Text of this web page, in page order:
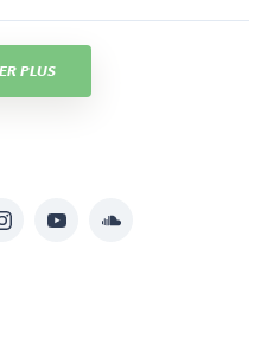
PLUS
InstagramYouTubeSoundcloud